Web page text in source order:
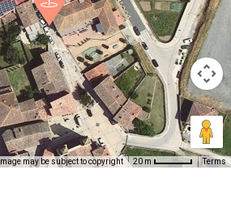
Image may be subject to copyright 20 m Terms